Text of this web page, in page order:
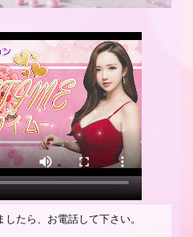
したら、お電話して下さい。